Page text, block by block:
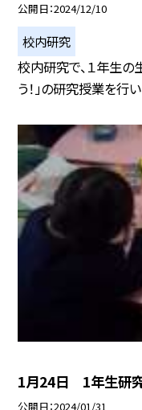
公開日 2024/12/10
校内研究
校内研究で、１年生の
う！」の研究授業を行
1月24日 1年生研
公開日 2024/01/31